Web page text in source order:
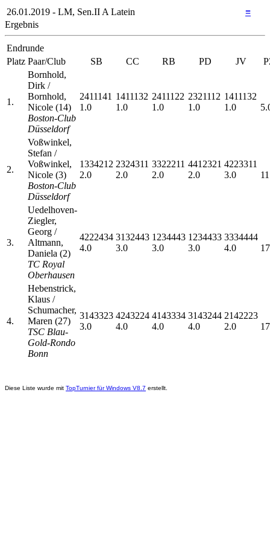
26.01.2019 - LM, Sen.II A Latein
≡
Ergebnis
Endrunde
Platz Paar/Club SB CC RB PD JV
1.
Bornhold,
Dirk /
Bornhold,
Nicole (14)
Boston-Club
Düsseldorf
2411141
1.0
1411132
1.0
2411122
1.0
2321112
1.0
1411132
1.0
2.
Voßwinkel,
Stefan /
Voßwinkel,
Nicole (3)
Boston-Club
Düsseldorf
1334212
2.0
2324311
2.0
3322211
2.0
4412321
2.0
4223311
3.0
3.
Uedelhoven-
Ziegler,
Georg /
Altmann,
Daniela (2)
TC Royal
Oberhausen
4222434
4.0
3132443
3.0
1234443
3.0
1234433
3.0
3334444
4.0
4.
Hebenstrick,
Klaus /
Schumacher,
Maren (27)
TSC Blau-
Gold-Rondo
Bonn
3143323
3.0
4243224
4.0
4143334
4.0
3143244
4.0
2142223
2.0
Diese Liste wurde mit TopTurnier für Windows V8.7 erstellt.